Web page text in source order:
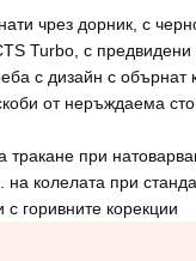
чрез дорник, с
Turbo, с
с дизайн с обърнат
от неръждаема
при
колелата при
горивните корекции